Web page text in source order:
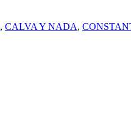
, CALVA Y NADA,